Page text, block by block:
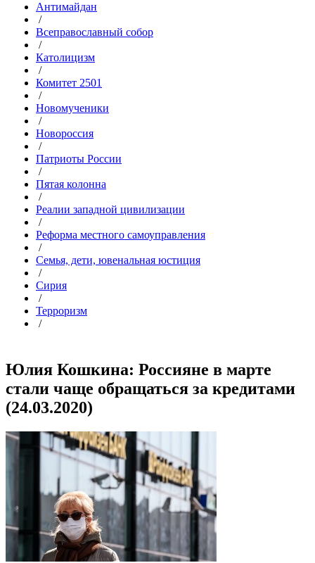
Антимайдан
/
Всеправославный собор
/
Католицизм
/
Комитет 2501
/
Новомученики
/
Новороссия
/
Патриоты России
/
Пятая колонна
/
Реалии западной цивилизации
/
Реформа местного самоуправления
/
Семья, дети, ювенальная юстиция
/
Сирия
/
Терроризм
/
Юлия Кошкина: Россияне в марте
стали чаще обращаться за кредитами
(24.03.2020)